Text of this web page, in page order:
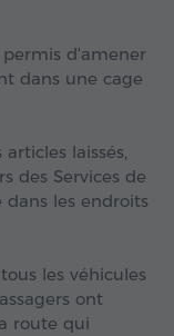
permis d'amener
dans une cage
laissés,
des Services de
dans les endroits
les véhicules
ont
route qui